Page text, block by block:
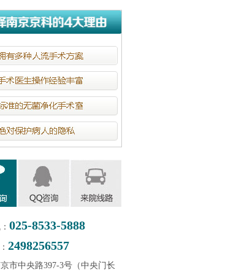
025-8533-5888
2498256557
市中央路397-3号（中央门长